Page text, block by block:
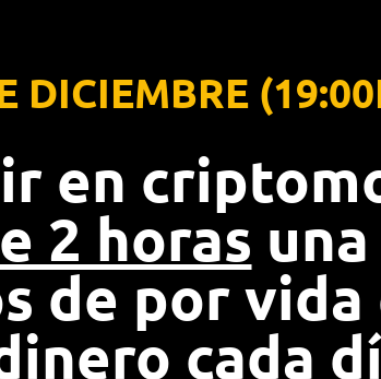
DICIEMBRE
en
2 horas
de por vida
cada